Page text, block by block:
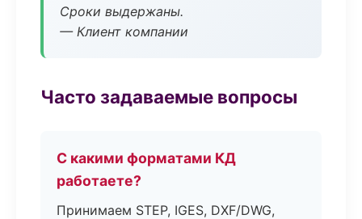
Сроки выдержаны.
— Клиент компании
Часто задаваемые вопросы
С какими форматами КД
работаете?
Принимаем STEP, IGES, DXF/DWG,